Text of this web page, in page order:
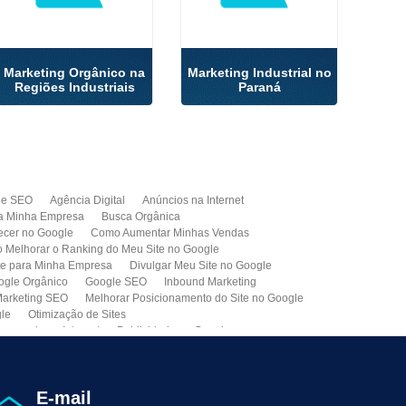
Marketing Orgânico na
Regiões Industriais
Marketing Industrial no
Paraná
SEO Agência Digital
Anúncios na Internet
Minha Empresa
Busca Orgânica
no Google
Como Aumentar Minhas Vendas
Melhorar o Ranking do Meu Site no Google
para Minha Empresa
Divulgar Meu Site no Google
Orgânico Google SEO
Inbound Marketing
SEO
Melhorar Posicionamento do Site no Google
Otimização de Sites
na Internet
Publicidade no Google
de Clientes
E-mail